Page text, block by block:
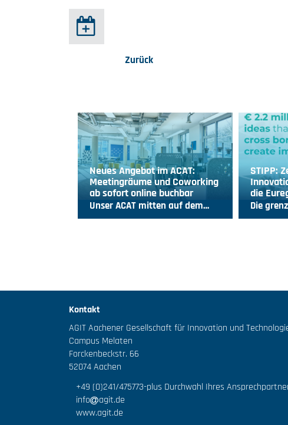
Zurück
Neues Angebot im ACAT:
Meetingräume und Coworking
ab sofort online buchbar
Unser ACAT mitten auf dem…
STIPP:
die
Die
Kontakt
AGIT Aachener Gesellschaft für Innovation und
Campus Melaten
Forckenbeckstr. 66
52074 Aachen
+49 (0)241/475773-plus Durchwahl Ihres
info
agit.de
www.agit.de